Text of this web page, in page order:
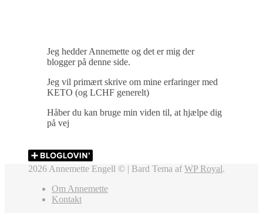
Jeg hedder Annemette og det er mig der
blogger på denne side.
Jeg vil primært skrive om mine erfaringer med
KETO (og LCHF generelt)
Håber du kan bruge min viden til, at hjælpe dig
på vej
2026 Annemette Engell © | Bard Tema afWP Royal.
Om Annemette
Kontakt